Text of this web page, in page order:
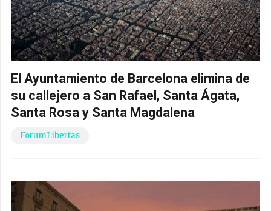
El Ayuntamiento de Barcelona elimina de
su callejero a San Rafael, Santa Ágata,
Santa Rosa y Santa Magdalena
ForumLibertas